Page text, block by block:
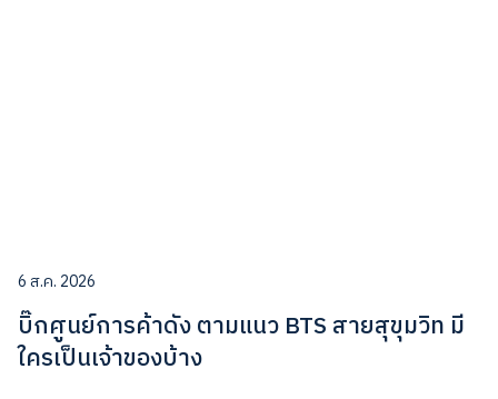
6 ส.ค. 2026
บิ๊กศูนย์การค้าดัง ตามแนว BTS สายสุขุมวิท มี
ใครเป็นเจ้าของบ้าง